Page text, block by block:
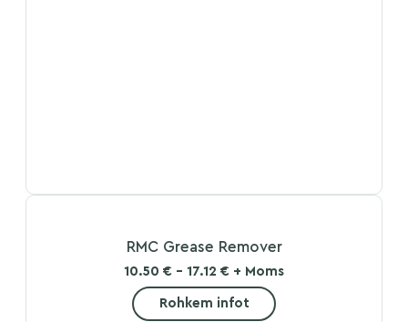
RMC Grease Remover
10.50 € - 17.12 € + Moms
Rohkem infot